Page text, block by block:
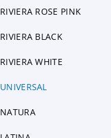
RIVIERA ROSE PINK
RIVIERA BLACK
RIVIERA WHITE
UNIVERSAL
NATURA